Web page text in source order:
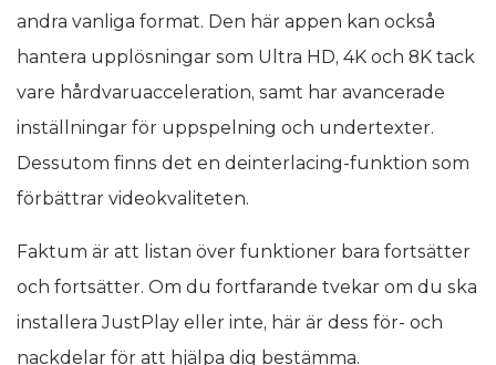
andra vanliga format. Den här appen kan också
hantera upplösningar som Ultra HD, 4K och 8K tack
vare hårdvaruacceleration, samt har avancerade
inställningar för uppspelning och undertexter.
Dessutom finns det en deinterlacing-funktion som
förbättrar videokvaliteten.
Faktum är att listan över funktioner bara fortsätter
och fortsätter. Om du fortfarande tvekar om du ska
installera JustPlay eller inte, här är dess för- och
nackdelar för att hjälpa dig bestämma.